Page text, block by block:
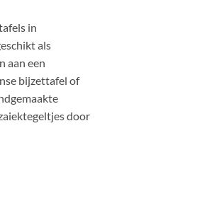
in
als
aan een
bijzettafel of
door